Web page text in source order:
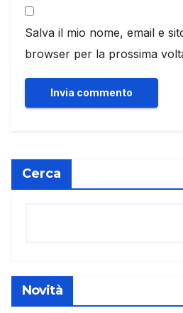
Salva il mio nome, email e
browser per la prossima
Cerca
Novità